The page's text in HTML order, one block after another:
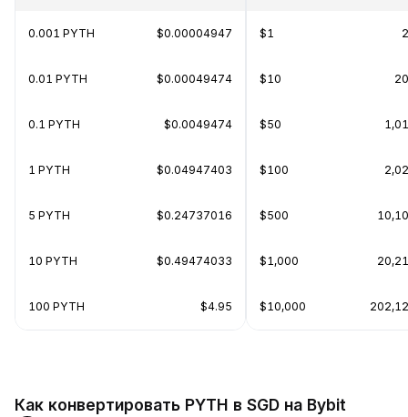
0.001 PYTH $0.00004947
0.01 PYTH $0.00049474
0.1 PYTH $0.0049474
1 PYTH $0.04947403
5 PYTH $0.24737016
10 PYTH $0.49474033
100 PYTH $4.95
$1
$10
$50
$100
$500
$1,000
$10,000
Как конвертировать PYTH в SGD на Bybit